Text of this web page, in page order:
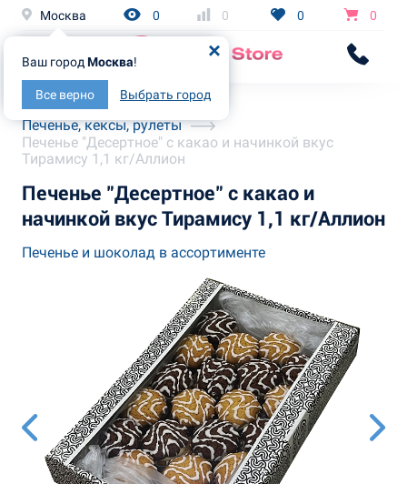
Москва
Ваш город Москва!
Все верно Выбрать город
0 0 0 0
Главная
Каталог
Печенье, кексы, рулеты
Печенье "Десертное" с какао и начинкой вкус
Тирамису 1,1 кг/Аллион
Печенье "Десертное" с какао и
начинкой вкус Тирамису 1,1 кг/Аллион
Печенье и шоколад в ассортименте